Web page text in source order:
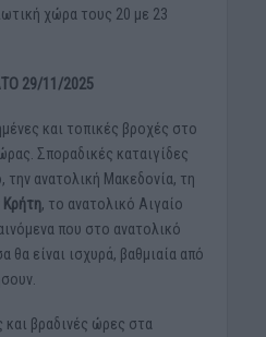
χώρα τους 20 με 23
29/11/2025
και τοπικές βροχές στο
Σποραδικές καταιγίδες
την ανατολική Μακεδονία, τη
Κρήτη, το ανατολικό Αιγαίο
που στο ανατολικό
θα είναι ισχυρά, βαθμιαία από
και βραδινές ώρες στα